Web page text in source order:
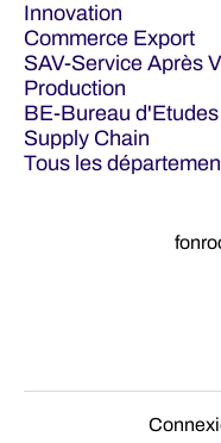
Innovation
Commerce Export
SAV-Service Après
Production
BE-Bureau d'Etudes
Supply Chain
Tous les